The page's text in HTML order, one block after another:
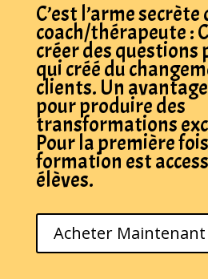
C’est l’arme
coach/thérapeute :
créer des questions
qui créé du
clients. Un
pour produire des
transformations
Pour la première
formation est
élèves.
Acheter Maintenant